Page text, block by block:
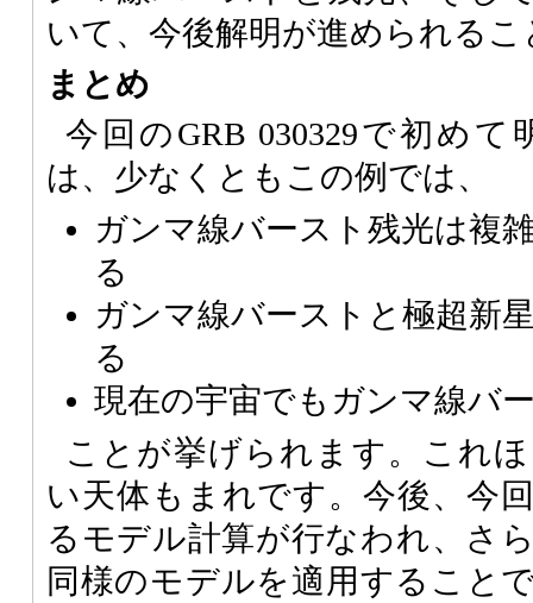
いて、今後解明が進められる
まとめ
今回のGRB 030329で初め
は、少なくともこの例では、
ガンマ線バースト残光は複
る
ガンマ線バーストと極超新
る
現在の宇宙でもガンマ線バ
ことが挙げられます。これ
い天体もまれです。今後、今
るモデル計算が行なわれ、さ
同様のモデルを適用すること